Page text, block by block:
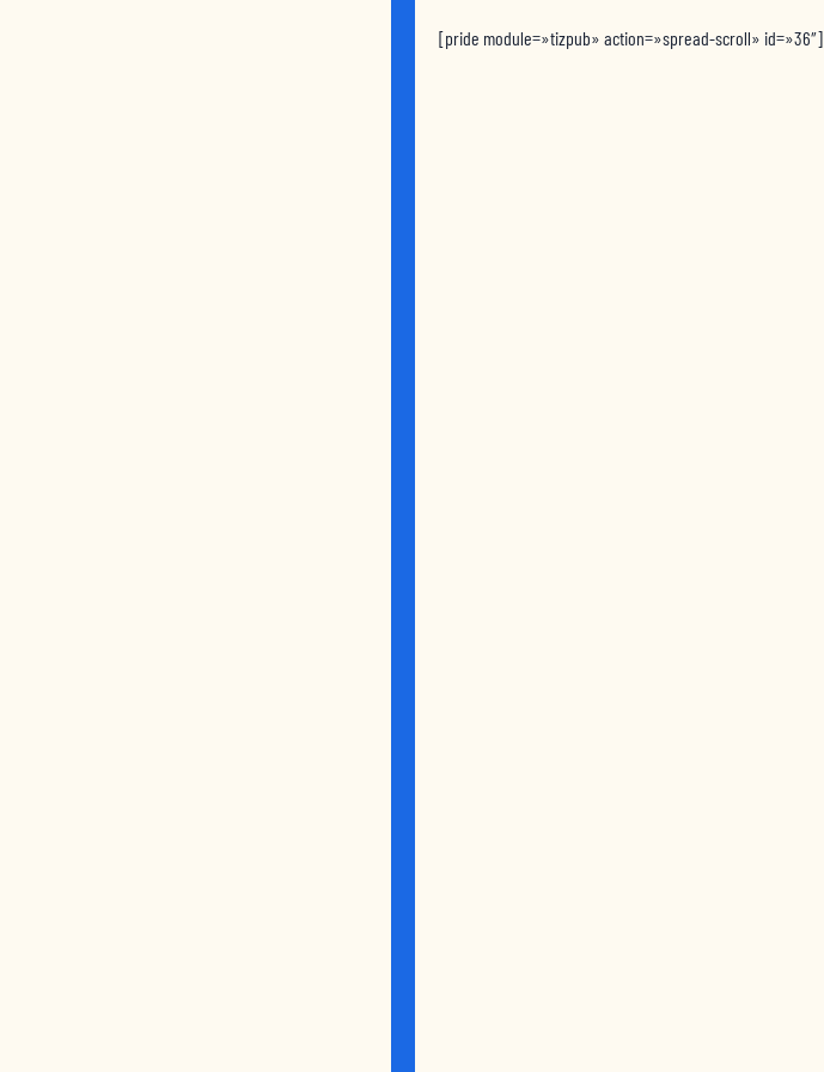
[pride module=»tizpub» action=»spread-scroll» id=»36″]